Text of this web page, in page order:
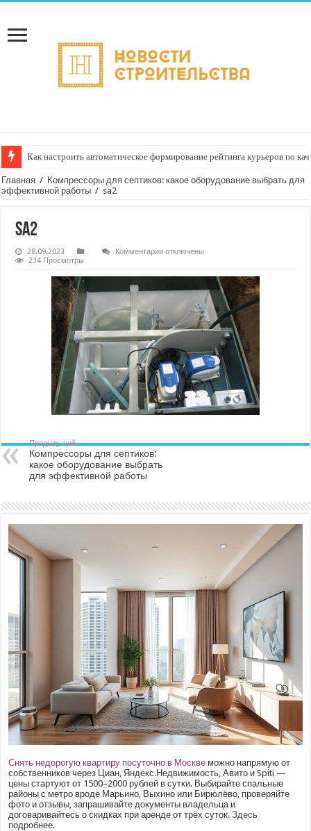
Как настроить автоматическое формирование рейтинга курьеров по
Главная / Компрессоры для септиков: какое оборудование выбрать для
эффективной работы / sa2
sa2
28.09.2023 Комментариикотключены
234 Просмотры
Предыдущий
Компрессоры для септиков:
какое оборудование выбрать
для эффективной работы
Снять недорогую квартиру посуточно в Москве можно напрямую от
собственников через Циан, Яндекс.Недвижимость, Авито и Spiti —
цены стартуют от 1500–2000 рублей в сутки. Выбирайте спальные
районы с метро вроде Марьино, Выхино или Бирюлёво, проверяйте
фото и отзывы, запрашивайте документы владельца и
договаривайтесь о скидках при аренде от трёх суток.Здесь
подробнее.